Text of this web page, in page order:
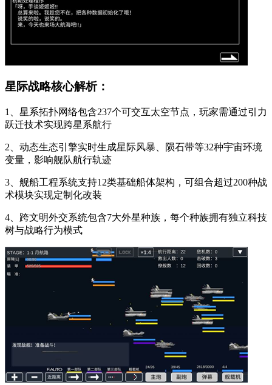
星际战略核心解析：
1、星系拓扑网络包含237个可交互太空节点，玩家需通过引力
跃迁技术实现跨星系航行
2、动态生态引擎实时生成星际风暴、陨石带等32种宇宙环境
变量，影响舰队航行轨迹
3、舰船工程系统支持12类基础船体架构，可组合超过200种战
术模块实现定制化改装
4、跨文明外交系统包含7大外星种族，每个种族拥有独立科技
树与战略行为模式